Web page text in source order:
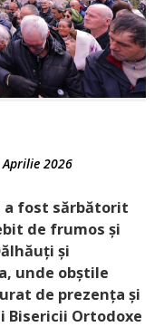
2026
a fost sărbătorit
de frumos și
și
unde obștile
de prezența și
Bisericii Ortodoxe